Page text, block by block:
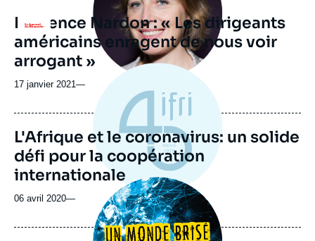
Logo
Laurence Nardon : « Les dirigeants
américains enragent de nous voir
arrogant »
17 janvier 2021—
L'Afrique et le coronavirus: un solide
défi pour la coopération
internationale
06 avril 2020—
Image
principale